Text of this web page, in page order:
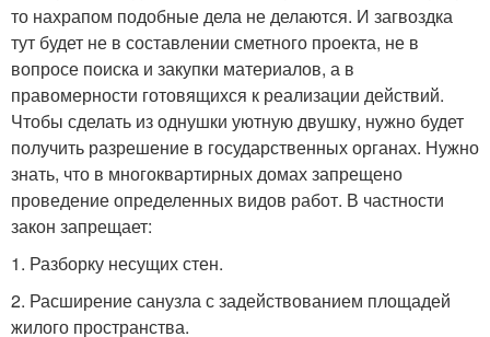
то нахрапом подобные дела не делаются. И загвоздка
тут будет не в составлении сметного проекта, не в
вопросе поиска и закупки материалов, а в
правомерности готовящихся к реализации действий.
Чтобы сделать из однушки уютную двушку, нужно будет
получить разрешение в государственных органах. Нужно
знать, что в многоквартирных домах запрещено
проведение определенных видов работ. В частности
закон запрещает:
1.​ Разборку несущих стен.
2.​ Расширение санузла с задействованием площадей
жилого пространства.